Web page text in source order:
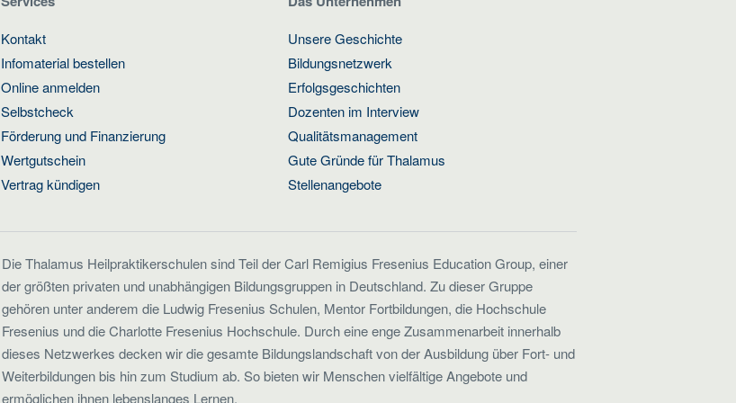
Kontakt
Infomaterial bestellen
Online anmelden
Selbstcheck
Förderung und Finanzierung
Wertgutschein
Vertrag kündigen
Unsere Geschichte
Bildungsnetzwerk
Erfolgsgeschichten
Dozenten im Interview
Qualitätsmanagement
Gute Gründe für Thalamus
Stellenangebote
Die Thalamus Heilpraktikerschulen sind Teil der Carl Remigius Fresenius Education Group, einer
der größten privaten und unabhängigen Bildungsgruppen in Deutschland. Zu dieser Gruppe
gehören unter anderem die Ludwig Fresenius Schulen, Mentor Fortbildungen, die Hochschule
Fresenius und die Charlotte Fresenius Hochschule. Durch eine enge Zusammenarbeit innerhalb
dieses Netzwerkes decken wir die gesamte Bildungslandschaft von der Ausbildung über Fort- und
Weiterbildungen bis hin zum Studium ab. So bieten wir Menschen vielfältige Angebote und
ermöglichen ihnen lebenslanges Lernen.